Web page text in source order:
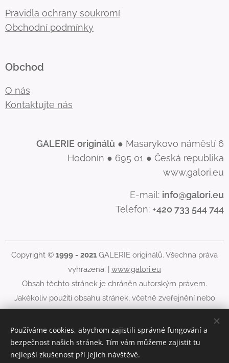
Pravidla ochrany soukromí
Obchodní podmínky
Obchod
O nás
Kontaktujte nás
GALERIE originálů ● Masarykovo náměstí 6
Hodonín ● 695 01 ● Česká republika
www.galori.eu
E-mail: info@galori.eu
Telefon: +420 733 544 744
Copyright © 1999 - 2021 GALERIE originálů. Všechna práva
vyhrazena. | www.galori.eu
Obsah těchto stránek je chráněn autorským právem.
Jakékoliv použití obsahu stránek, včetně zveřejnění nebo
GALERIE originálů zakázáno.
Cookies
Používáme cookies, abychom zajistili správné fungování a
bezpečnost našich stránek. Tím vám můžeme zajistit tu
nejlepší zkušenost při jejich návštěvě.